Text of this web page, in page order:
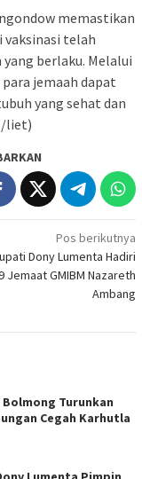
memastikan
vaksinasi telah
berlaku. Melalui
jemaah dapat
yang sehat dan
liet)
Pos berikutnya
Dony Lumenta Hadiri
Jemaat GMIBM Nazareth
Ambang
Bolmong Turunkan
Cegah Karhutla